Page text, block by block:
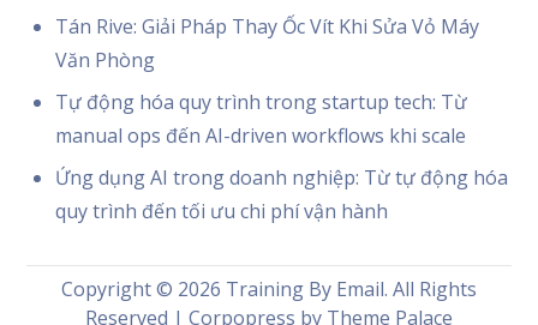
Tán Rive: Giải Pháp Thay Ốc Vít Khi Sửa Vỏ Máy
Văn Phòng
Tự động hóa quy trình trong startup tech: Từ
manual ops đến AI-driven workflows khi scale
Ứng dụng AI trong doanh nghiệp: Từ tự động hóa
quy trình đến tối ưu chi phí vận hành
Copyright © 2026 Training By Email. All Rights
Reserved | Corpopress by Theme Palace